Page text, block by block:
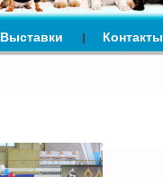
Выставки Контакты